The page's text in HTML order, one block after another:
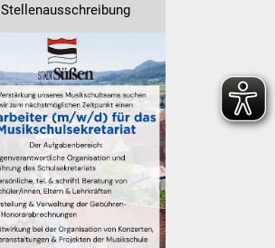
Gewerbeverzeichnis
Gewerbe - Selbsteintrag
Stellenausschreibung